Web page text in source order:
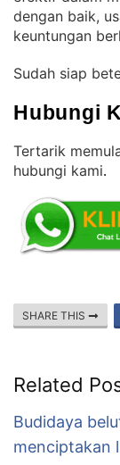
dengan baik,
keuntungan
Sudah siap
Hubungi
Tertarik
hubungi kami.
SHARE THIS
Related
Budidaya
menciptakan